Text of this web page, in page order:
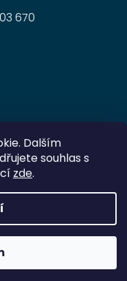
Dalším
souhlas s
zde.
670
práva vyhrazena.